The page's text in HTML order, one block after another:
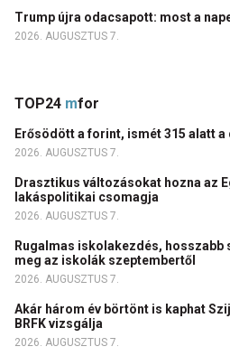
Trump újra odacsapott: most a
2026. AUGUSZTUS 7.
TOP24 mfor
Erősödött a forint, ismét 315 alatt a
2026. AUGUSZTUS 7.
Drasztikus változásokat hozna az
lakáspolitikai csomagja
2026. AUGUSZTUS 7.
Rugalmas iskolakezdés,
meg az iskolák szeptembertől
2026. AUGUSZTUS 7.
Akár három év börtönt is kaphat
BRFK vizsgálja
2026. AUGUSZTUS 7.